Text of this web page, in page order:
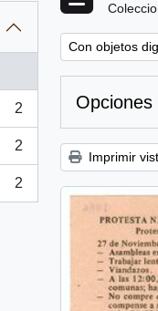
2
2
2
Remove filter:
Con objetos
Imprimir